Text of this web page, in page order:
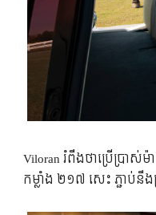
Viloran រំពឹង​ថា​ប្រើ​ប្រា
កម្លាំង ២១៧ សេះ ភ្ជាប់​នឹ